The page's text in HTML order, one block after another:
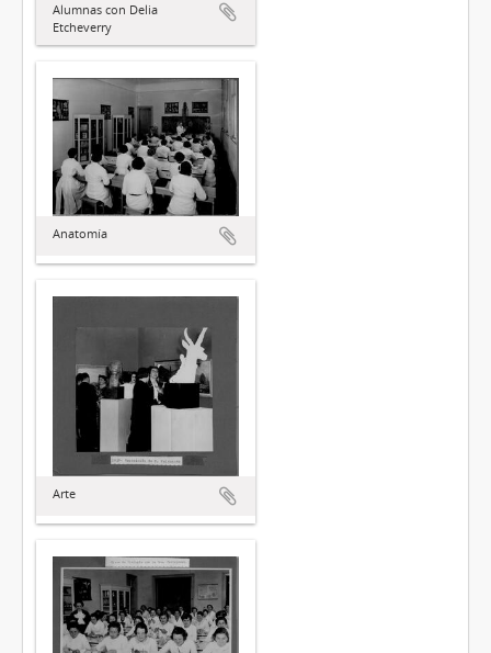
Alumnas con Delia
Etcheverry
Anatomía
Arte